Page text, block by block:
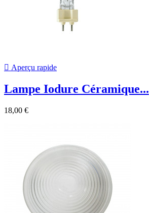
 Aperçu rapide
Lampe Iodure Céramique...
18,00 €